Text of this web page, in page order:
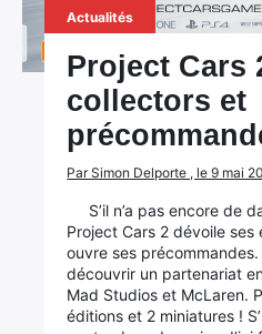
Actualités
Project Cars
collectors et
Par Simon Delporte , le 9 mai
S’il n’a pas encore de
Project Cars 2 dévoile
ouvre ses précommandes.
découvrir un partenariat
Mad Studios et McLaren.
éditions et 2 miniatures !